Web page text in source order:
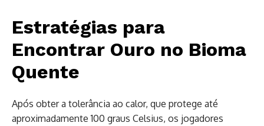
Estratégias para
Encontrar Ouro no Bioma
Quente
Após obter a tolerância ao calor, que protege até
aproximadamente 100 graus Celsius, os jogadores